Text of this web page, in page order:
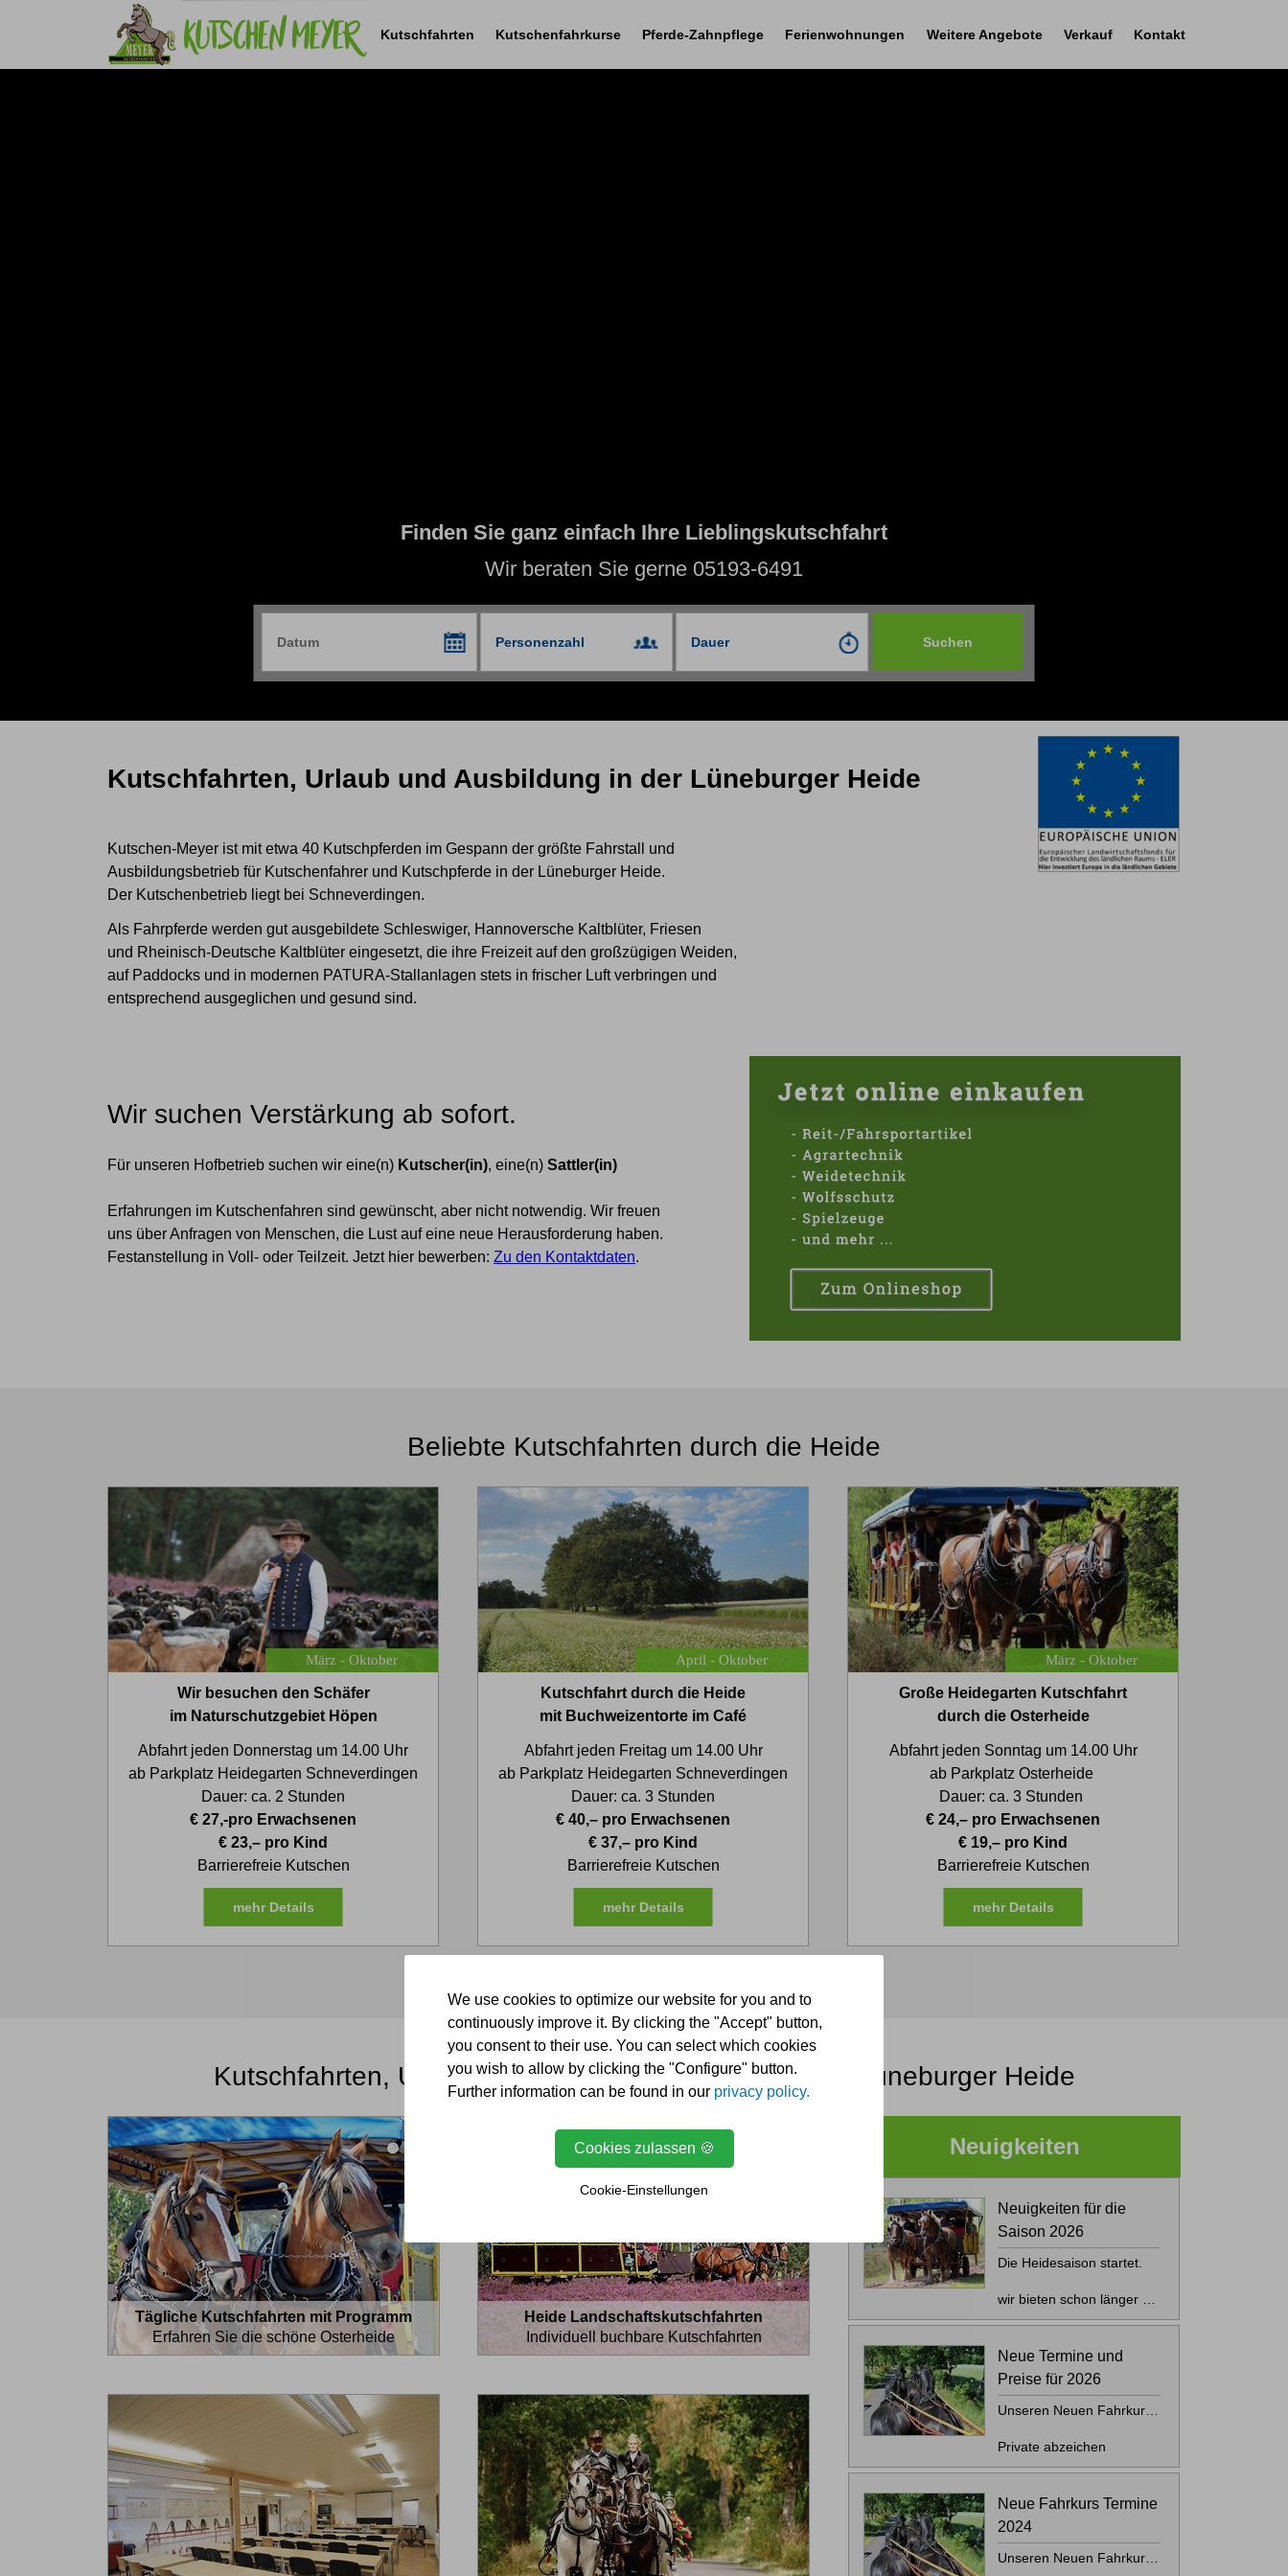
Navigation
überspringen
Kutschfahrten Kutschenfahrkurse Pferde-Zahnpflege Ferienwohnungen Weitere Angebote Verkauf Kontakt
Finden Sie ganz einfach Ihre Lieblingskutschfahrt
Wir beraten Sie gerne 05193-6491
Kutschfahrten, Urlaub und Ausbildung in der Lüneburger Heide
Kutschen-Meyer ist mit etwa 40 Kutschpferden im Gespann der größte Fahrstall und
Ausbildungsbetrieb für Kutschenfahrer und Kutschpferde in der Lüneburger Heide.
Der Kutschenbetrieb liegt bei Schneverdingen.
Als Fahrpferde werden gut ausgebildete Schleswiger, Hannoversche Kaltblüter, Friesen
und Rheinisch-Deutsche Kaltblüter eingesetzt, die ihre Freizeit auf den großzügigen Weiden,
auf Paddocks und in modernen PATURA-Stallanlagen stets in frischer Luft verbringen und
entsprechend ausgeglichen und gesund sind.
Wir suchen Verstärkung ab sofort.
Für unseren Hofbetrieb suchen wir eine(n) Kutscher(in), eine(n) Sattler(in)
Erfahrungen im Kutschenfahren sind gewünscht, aber nicht notwendig. Wir freuen
uns über Anfragen von Menschen, die Lust auf eine neue Herausforderung haben.
Festanstellung in Voll- oder Teilzeit. Jetzt hier bewerben: Zu den Kontaktdaten.
Beliebte Kutschfahrten durch die Heide
März - Oktober
Wir besuchen den Schäfer
im Naturschutzgebiet Höpen
Abfahrt jeden Donnerstag um 14.00 Uhr
ab Parkplatz Heidegarten Schneverdingen
Dauer: ca. 2 Stunden
€ 27,-pro Erwachsenen
€ 23,– pro Kind
Barrierefreie Kutschen
mehr Details
April - Oktober
Kutschfahrt durch die Heide
mit Buchweizentorte im Café
Abfahrt jeden Freitag um 14.00 Uhr
ab Parkplatz Heidegarten Schneverdingen
Dauer: ca. 3 Stunden
€ 40,– pro Erwachsenen
€ 37,– pro Kind
Barrierefreie Kutschen
mehr Details
März - Oktober
Große Heidegarten Kutschfahrt
durch die Osterheide
Abfahrt jeden Sonntag um 14.00 Uhr
ab Parkplatz Osterheide
Dauer: ca. 3 Stunden
€ 24,– pro Erwachsenen
€ 19,– pro Kind
Barrierefreie Kutschen
mehr Details
Kutschfahrten, Urlaub, Handel und Ausbildung in der Lüneburger Heide
Neuigkeiten
Neuigkeiten für die
Saison 2026
Die Heidesaison startet.
Weiterlesen …Neuigkeiten für die Saison
Neue Termine und
Preise für 2026
Private abzeichen
Fortbildungen
Neue Fahrkurs Termine
2024
Tägliche Kutschfahrten mit Programm
Erfahren Sie die schöne Osterheide
Heide Landschaftskutschfahrten
Individuell buchbare Kutschfahrten
We use cookies to optimize our website for you and to
continuously improve it. By clicking the "Accept" button,
you consent to their use. You can select which cookies
you wish to allow by clicking the "Configure" button.
Further information can be found in our privacy policy.
Cookies zulassen 🍪
Cookie-Einstellungen